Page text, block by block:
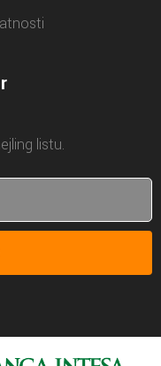
listu.